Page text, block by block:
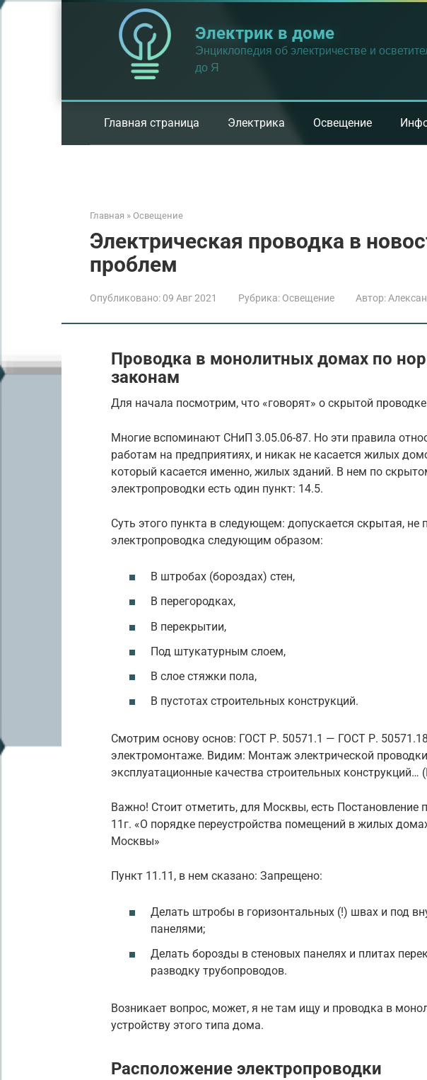
Перейти
Электрик в доме
Энциклопедия об электричестве и
до Я
Главная страница Электрика Освещение
Главная » Освещение
Электрическая проводка в
проблем
Опубликовано: 09 Авг 2021 Рубрика: Освещение Автор:
Проводка в монолитных домах по
законам
Для начала посмотрим, что «говорят» о скрытой
Многие вспоминают СНиП 3.05.06-87. Но эти правила
работам на предприятиях, и никак не касается жилых
который касается именно, жилых зданий. В нем по
электропроводки есть один пункт: 14.5.
Суть этого пункта в следующем: допускается скрытая, не
электропроводка следующим образом:
В штробах (бороздах) стен,
В перегородках,
В перекрытии,
Под штукатурным слоем,
В слое стяжки пола,
В пустотах строительных конструкций.
Смотрим основу основ: ГОСТ Р. 50571.1 — ГОСТ Р.
электромонтаже. Видим: Монтаж электрической
эксплуатационные качества строительных конструкций…
Важно! Стоит отметить, для Москвы, есть Постановление
11г. «О порядке переустройства помещений в жилых
Москвы»
Пункт 11.11, в нем сказано: Запрещено:
Делать штробы в горизонтальных (!) швах и под
панелями;
Делать борозды в стеновых панелях и плитах
разводку трубопроводов.
Возникает вопрос, может, я не там ищу и проводка в
устройству этого типа дома.
Расположение электропроводки